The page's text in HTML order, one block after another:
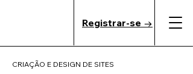
Registrar-se →
CRIAÇÃO E DESIGN DE SITES